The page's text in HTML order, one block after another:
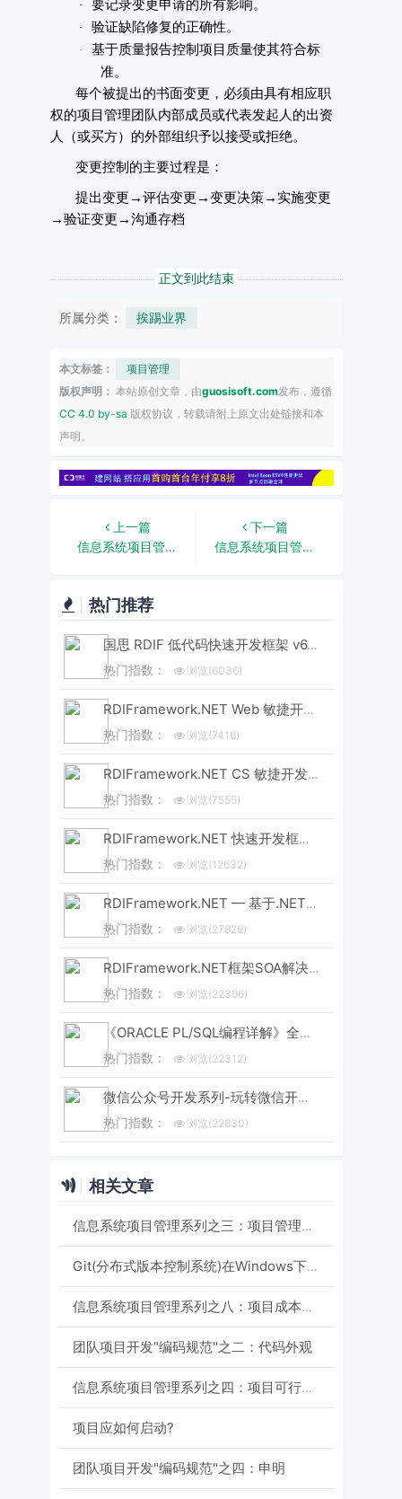
· 要记录变更申请的所有影响。
· 验证缺陷修复的正确性。
·
基于质量报告控制项目质量使其符合标
准。
每个被提出的书面变更，必须由具有相应职
权的项目管理团队内部成员或代表发起人的出资
人（或买方）的外部组织予以接受或拒绝。
变更控制的主要过程是：
提出变更→评估变更→变更决策→实施变更
→验证变更→沟通存档
正文到此结束
所属分类： 挨踢业界
本文标签：
项目管理
版权声明： 本站原创文章，由guosisoft.com发布，遵循
CC 4.0 by-sa 版权协议，转载请附上原文出处链接和本
声明。
上一篇
信息系统项目管理系列之五：项目整体管理
下一篇
信息系统项目管理系列之四：项目可行性研究与评估
热门推荐
国思 RDIF 低代码快速开发框架 v6.3 版本重磅发布！性能与体验双飞跃
热门指数：
浏览(6036)
RDIFramework.NET Web 敏捷开发框架 V6.3 发布 (.NET8+、Framework 双引擎)
热门指数：
浏览(7416)
RDIFramework.NET CS 敏捷开发框架 V6.3 版本重磅发布！.NET8+Framework双引擎，性能升级全维度进化
热门指数：
浏览(7555)
RDIFramework.NET 快速开发框架 WebEasyUI版本 V6.0发布
热门指数：
浏览(12632)
RDIFramework.NET — 基于.NET的快速信息化系统开发框架 — 系列目录
热门指数：
浏览(27829)
RDIFramework.NET框架SOA解决方案（集Windows服务、WinForm形式与IIS形式发布）-分布式应用
热门指数：
浏览(22396)
《ORACLE PL/SQL编程详解》全原创（共八篇）--系列文章导航
热门指数：
浏览(22312)
微信公众号开发系列-玩转微信开发-目录汇总
热门指数：
浏览(22830)
相关文章
信息系统项目管理系列之三：项目管理过程
Git(分布式版本控制系统)在Windows下的使用-将代码托管到开源中国（oschina）
信息系统项目管理系列之八：项目成本管理
团队项目开发"编码规范"之二：代码外观
信息系统项目管理系列之四：项目可行性研究与评估
项目应如何启动?
团队项目开发"编码规范"之四：申明